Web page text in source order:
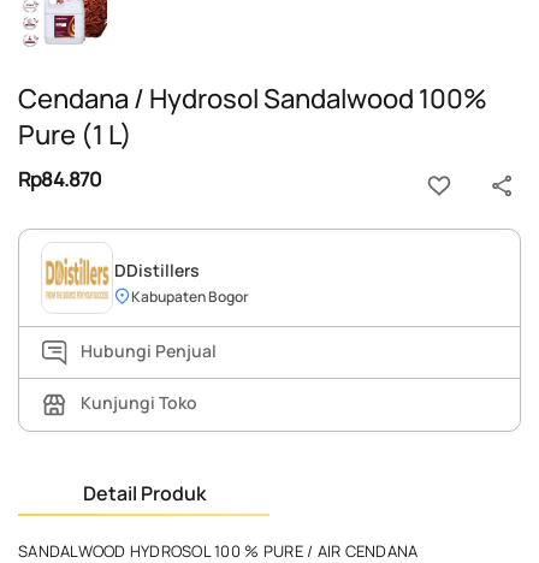
Cendana / Hydrosol Sandalwood 100%
Pure (1 L)
Rp84.870
DDistillers
Kabupaten Bogor
Hubungi Penjual
Kunjungi Toko
Detail Produk
SANDALWOOD HYDROSOL 100 % PURE / AIR CENDANA